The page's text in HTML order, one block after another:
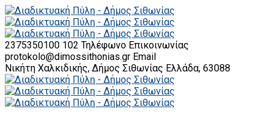
2375350100 102 Τηλέφωνο Επικοινωνίας
protokolo@dimossithonias.gr Email
Νικήτη Χαλκιδικής, Δήμος Σιθωνίας Ελλάδα, 63088